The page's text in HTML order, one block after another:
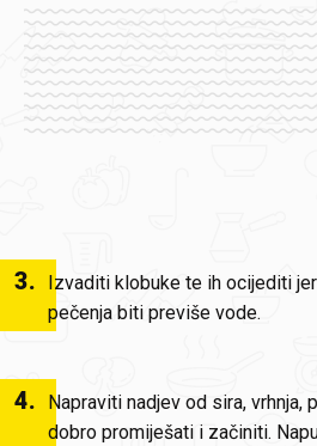
3.
Izvaditi klobuke te ih ocijediti
pečenja biti previše vode.
4.
Napraviti nadjev od sira, vrhnja,
dobro promiješati i začiniti.